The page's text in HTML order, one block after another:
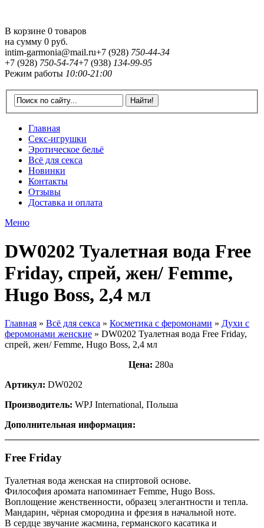
В корзине 0 товаров
на сумму 0 руб.
intim-garmonia@mail.ru+7 (928) 750-44-34
+7 (928) 750-54-74+7 (938) 134-99-95
Режим работы 10:00-21:00
Главная
Секс-игрушки
Эротическое бельё
Всё для секса
Новинки
Контакты
Отзывы
Доставка и оплата
Меню
DW0202 Туалетная вода Free
Friday, спрей, жен/ Femme,
Hugo Boss, 2,4 мл
Главная » Всё для секса » Косметика с феромонами » Духи с
феромонами женские » DW0202 Туалетная вода Free Friday,
спрей, жен/ Femme, Hugo Boss, 2,4 мл
Цена: 280a
Артикул: DW0202
Производитель: WPJ International, Польша
Дополнительная информация:
Free Friday
Туалетная вода женская на спиртовой основе.
Философия аромата напоминает Femme, Hugo Boss.
Воплощение женственности, образец элегантности и тепла.
Мандарин, чёрная смородина и фрезия в начальной ноте.
В сердце звучание жасмина, германского касатика и